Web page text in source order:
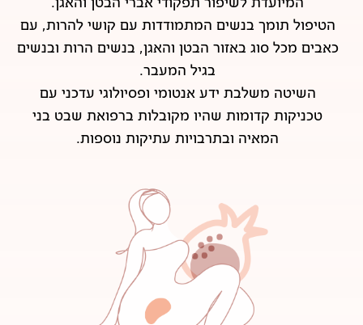
המיועדת לשיפור תפקודי אברי הבטן והאגן.
הטיפול תומך בנשים המתמודדות עם קושי להרות, עם
כאבים מכל סוג באזור הבטן והאגן, בנשים הרות ובנשים
בגיל המעבר.
השיטה משלבת ידע אנטומי ופסיולוגי עדכני עם
טכניקות קדומות שהיו מקובלות ברפואת שבט בני
המאיה ובתרבויות עתיקות נוספות.